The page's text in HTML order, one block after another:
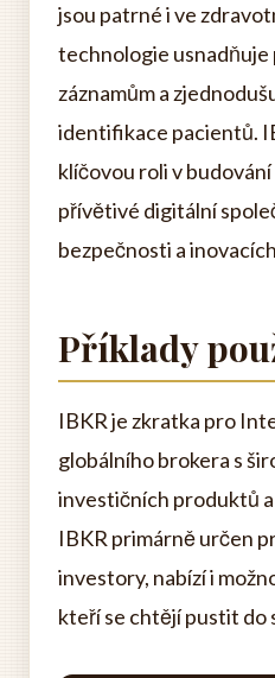
jsou patrné i ve
technologie usnadňuje
záznamům a
identifikace pacientů.
klíčovou roli v
přívětivé digitální
bezpečnosti a
Příklady
IBKR je zkratka pro
globálního brokera s
investičních produktů
IBKR primárně určen
investory, nabízí i
kteří se chtějí pustit do